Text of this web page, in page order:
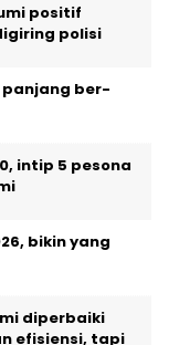
positif
polisi
panjang ber-
intip 5 pesona
bikin yang
diperbaiki
efisiensi, tapi